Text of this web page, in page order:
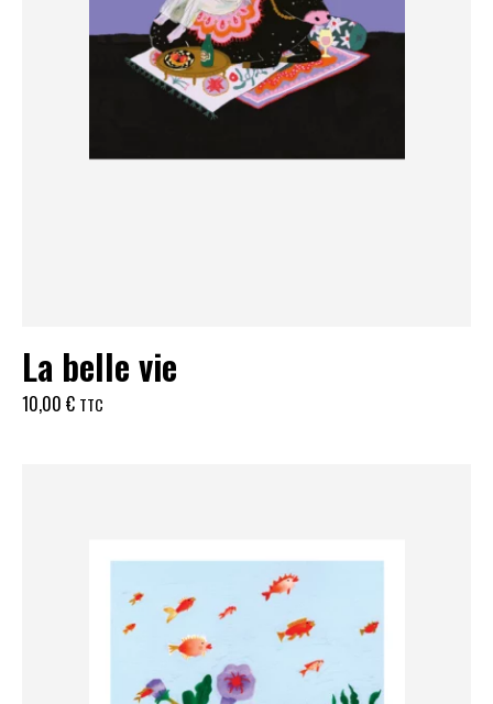
La belle vie
10,00 € TTC